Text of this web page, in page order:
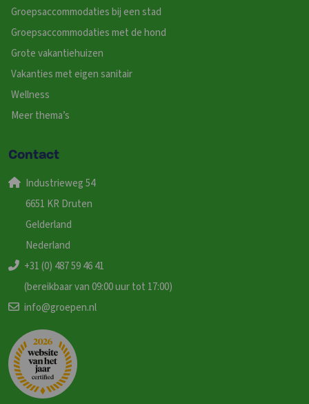
Groepsaccommodaties bij een stad
Groepsaccommodaties met de hond
Grote vakantiehuizen
Vakanties met eigen sanitair
Wellness
Meer thema’s
Contact
Industrieweg 54
6651 KR Druten
Gelderland
Nederland
+31 (0) 487 59 46 41
(bereikbaar van 09:00 uur tot 17:00)
info@groepen.nl